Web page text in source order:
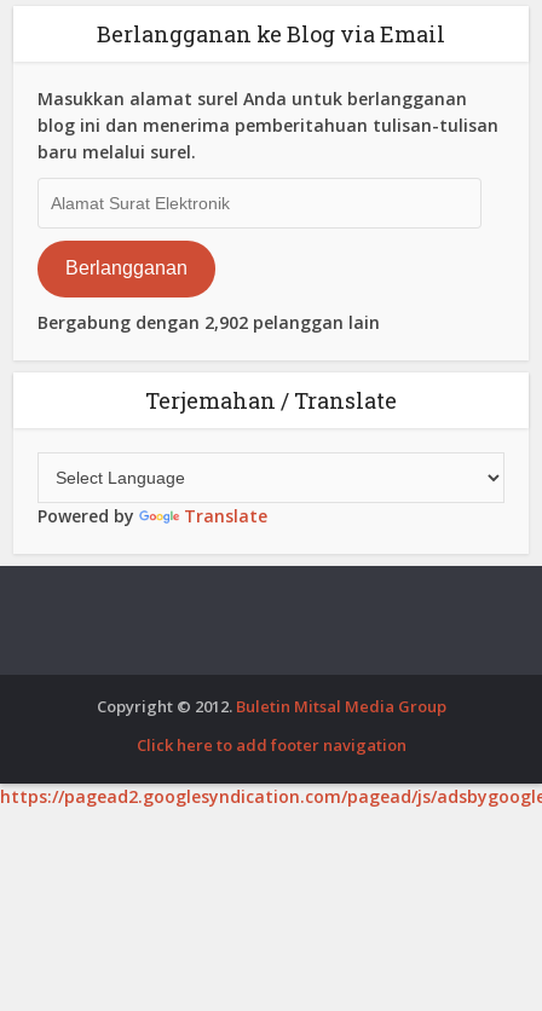
Berlangganan ke Blog via Email
Masukkan alamat surel Anda untuk berlangganan
blog ini dan menerima pemberitahuan tulisan-tulisan
baru melalui surel.
Surat
Elektronik
Berlangganan
Bergabung dengan 2,902 pelanggan lain
Terjemahan / Translate
Powered by Translate
Copyright © 2012. Buletin Mitsal Media Group
Click here to add footer navigation
https://pagead2.googlesyndication.com/pagead/js/